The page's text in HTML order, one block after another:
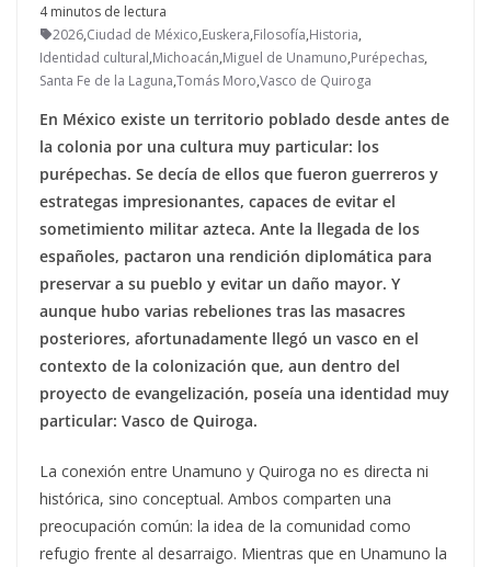
4 minutos de lectura
2026,Ciudad de México,Euskera,Filosofía,Historia,
Identidad cultural,Michoacán,Miguel de Unamuno,Purépechas,
Santa Fe de la Laguna,Tomás Moro,Vasco de Quiroga
En México existe un territorio poblado desde antes de
la colonia por una cultura muy particular: los
purépechas. Se decía de ellos que fueron guerreros y
estrategas impresionantes, capaces de evitar el
sometimiento militar azteca. Ante la llegada de los
españoles, pactaron una rendición diplomática para
preservar a su pueblo y evitar un daño mayor. Y
aunque hubo varias rebeliones tras las masacres
posteriores, afortunadamente llegó un vasco en el
contexto de la colonización que, aun dentro del
proyecto de evangelización, poseía una identidad muy
particular: Vasco de Quiroga.
La conexión entre Unamuno y Quiroga no es directa ni
histórica, sino conceptual. Ambos comparten una
preocupación común: la idea de la comunidad como
refugio frente al desarraigo. Mientras que en Unamuno la